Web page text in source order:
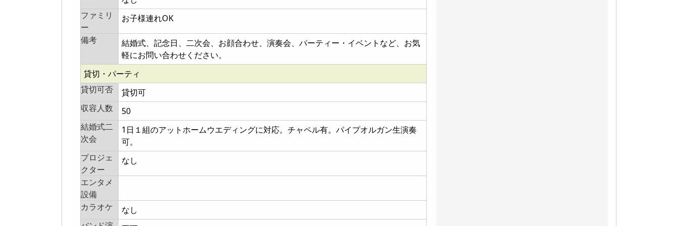
ファミリ
ー
お子様連れOK
備考
結婚式、記念日、二次会、お顔合わせ、演奏会、パーティー・イベントなど、お気
軽にお問い合わせください。
貸切・パーティ
貸切可否
貸切可
収容人数
50
結婚式二
次会
1日１組のアットホームウエディングに対応。チャペル有。パイプオルガン生演奏
可。
プロジェ
クター
なし
エンタメ
設備
カラオケ
なし